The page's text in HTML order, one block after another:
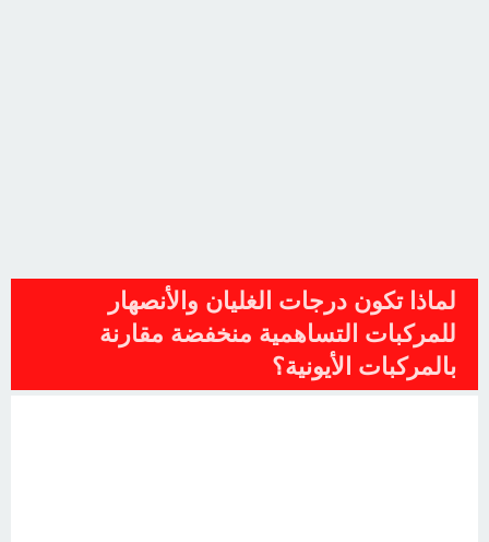
لماذا تكون درجات الغليان والأنصهار
للمركبات التساهمية منخفضة مقارنة
بالمركبات الأيونية؟